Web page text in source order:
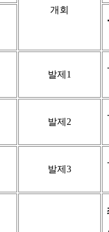
개회
⋅
발제 1
⋅
발제 2
⋅
발제 3
⋅